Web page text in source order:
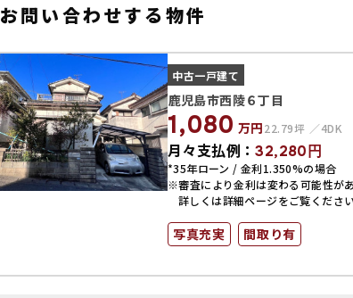
お問い合わせする物件
中古一戸建て
鹿児島市西陵６丁目
1,080 万円22.79坪 4DK
月々支払例：32,280 円
*35年ローン / 金利1.350%の場合
※審査により金利は変わる可能性があ
詳しくは詳細ページをご覧ください
写真充実 間取り有